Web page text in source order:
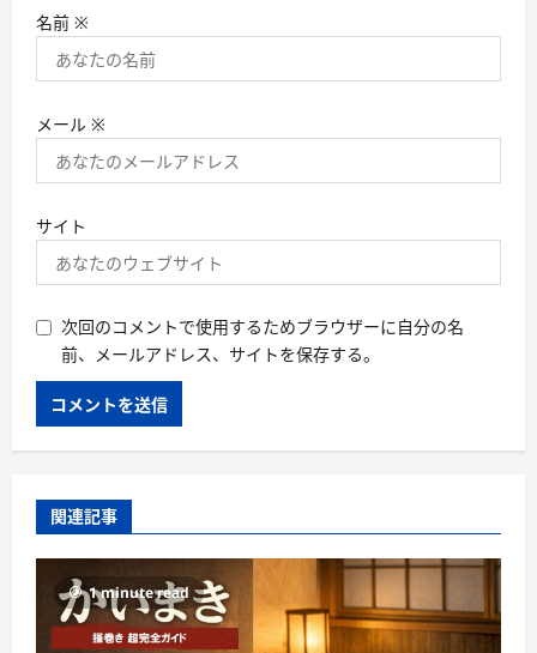
名前 ※
メール ※
サイト
次回のコメントで使用するためブラウザーに自分の名
前、メールアドレス、サイトを保存する。
関連記事
1 minute read